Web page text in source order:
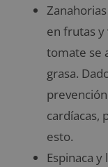
en frutas y
tomate se
grasa.
cardíacas,
esto.
Espinaca y